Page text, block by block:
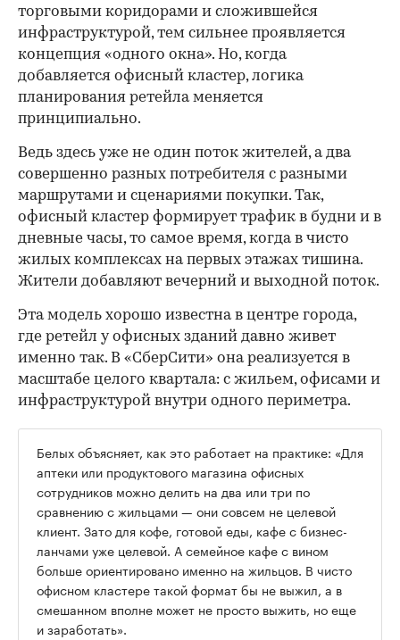
торговыми коридорами и сложившейся
инфраструктурой, тем сильнее проявляется
концепция «одного окна». Но, когда
добавляется офисный кластер, логика
планирования ретейла меняется
принципиально.
Ведь здесь уже не один поток жителей, а два
совершенно разных потребителя с разными
маршрутами и сценариями покупки. Так,
офисный кластер формирует трафик в будни и в
дневные часы, то самое время, когда в чисто
жилых комплексах на первых этажах тишина.
Жители добавляют вечерний и выходной поток.
Эта модель хорошо известна в центре города,
где ретейл у офисных зданий давно живет
именно так. В «СберСити» она реализуется в
масштабе целого квартала: с жильем, офисами и
инфраструктурой внутри одного периметра.
Белых объясняет, как это работает на практике: «Для
аптеки или продуктового магазина офисных
сотрудников можно делить на два или три по
сравнению с жильцами — они совсем не целевой
клиент. Зато для кофе, готовой еды, кафе с бизнес-
ланчами уже целевой. А семейное кафе с вином
больше ориентировано именно на жильцов. В чисто
офисном кластере такой формат бы не выжил, а в
смешанном вполне может не просто выжить, но еще
и заработать».